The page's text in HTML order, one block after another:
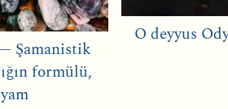
Şamanistik
formülü,
O deyyus